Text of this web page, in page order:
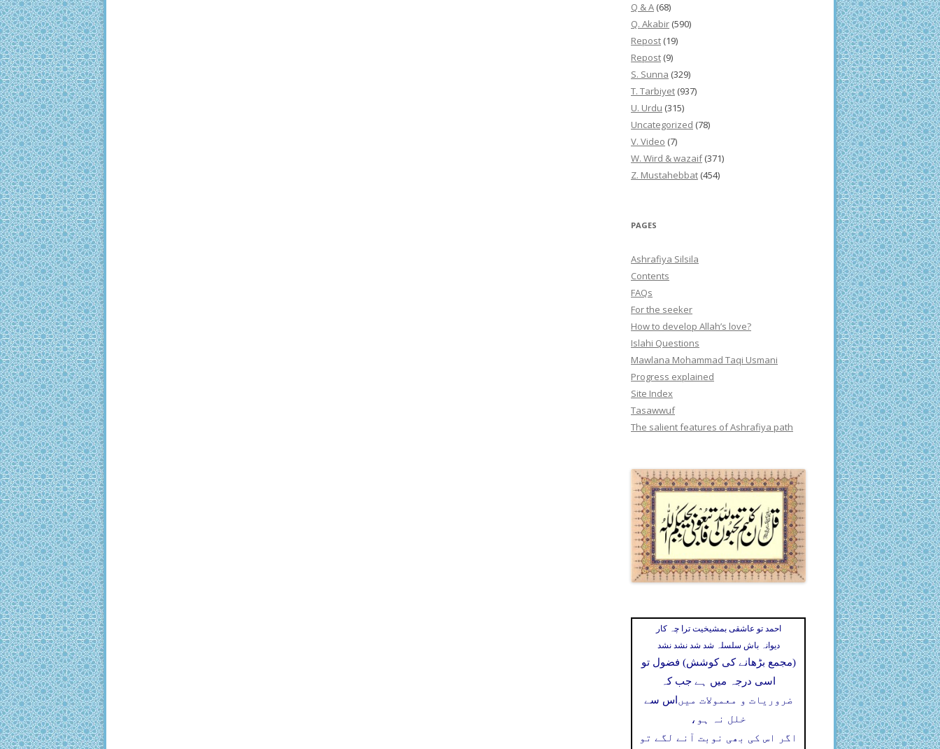
Q & A (68)
Q. Akabir (590)
Repost (19)
Repost (9)
S. Sunna (329)
T. Tarbiyet (937)
U. Urdu (315)
Uncategorized (78)
V. Video (7)
W. Wird & wazaif(371)
Z. Mustahebbat (454)
PAGES
Ashrafiya Silsila
Contents
FAQs
For the seeker
How to develop Allah’s love?
Islahi Questions
Mawlana Mohammad Taqi Usmani
Progress explained
Site Index
Tasawwuf
The salient features of Ashrafiya path
احمد تو عاشقی بمشیخیت ترا چہ کار
دیوانہ باش سلسلہ شد شد نشد نشد
(مجمع بڑھانے کی کوشش) فضول تو
اسی درجہ میں ہے جب کہ
اس سے ضروریات و معمولات میں
خلل نہ ہو،
اگر اس کی بھی نوبت آنے لگے تو